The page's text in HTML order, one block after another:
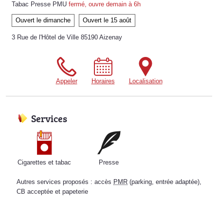
Tabac Presse PMU fermé, ouvre demain à 6h
Ouvert le dimanche Ouvert le 15 août
3 Rue de l'Hôtel de Ville 85190 Aizenay
Appeler Horaires Localisation
Services
Cigarettes et tabac Presse
Autres services proposés : accès PMR (parking, entrée adaptée),
CB acceptée et papeterie